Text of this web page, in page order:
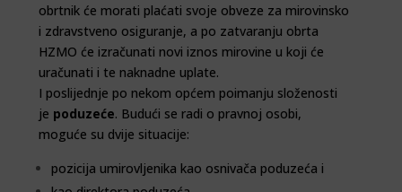
obrtnik će morati plaćati svoje obveze za mirovinsko
i zdravstveno osiguranje, a po zatvaranju obrta
HZMO će izračunati novi iznos mirovine u koji će
uračunati i te naknadne uplate.
I poslijednje po nekom općem poimanju složenosti
je poduzeće. Budući se radi o pravnoj osobi,
moguće su dvije situacije:
pozicija umirovljenika kao osnivača poduzeća i